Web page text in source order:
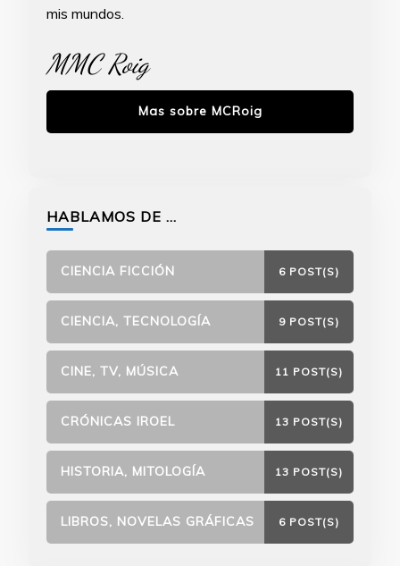
mis mundos.
MMC Roig
Mas sobre MCRoig
HABLAMOS DE …
CIENCIA FICCIÓN 6 POST(S)
CIENCIA, TECNOLOGÍA 9 POST(S)
CINE, TV, MÚSICA 11 POST(S)
CRÓNICAS IROEL 13 POST(S)
HISTORIA, MITOLOGÍA 13 POST(S)
LIBROS, NOVELAS GRÁFICAS 6 POST(S)